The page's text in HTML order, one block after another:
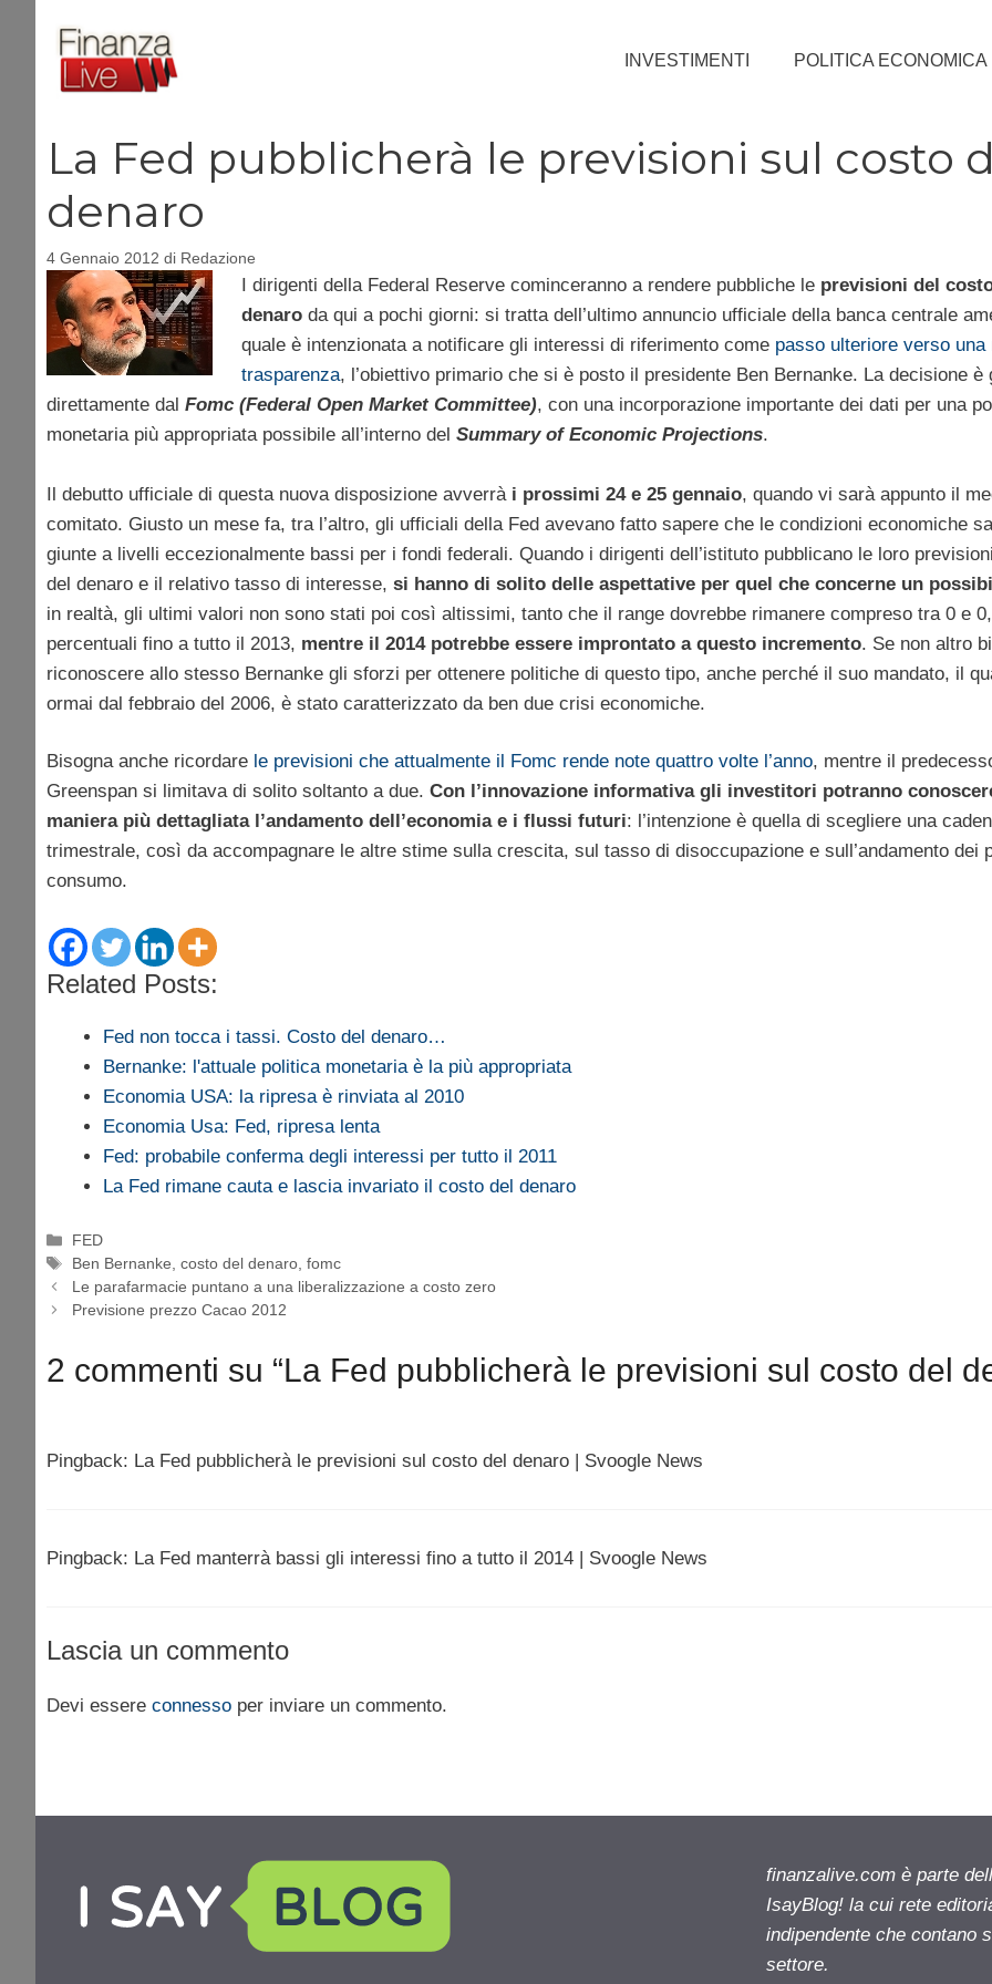
contenuto
INVESTIMENTI POLITICA ECONOMICA
La Fed pubblicherà le previsioni sul costo
denaro
4 Gennaio 2012 di Redazione
I dirigenti della Federal Reserve cominceranno a rendere pubbliche le previsioni del
denaroda qui a pochi giorni: si tratta dell’ultimo annuncio ufficiale della banca centrale
quale è intenzionata a notificare gli interessi di riferimento come passo ulteriore verso una
trasparenza, l’obiettivo primario che si è posto il presidente Ben Bernanke. La decisione è
direttamente dal Fomc (Federal Open Market Committee), con una incorporazione importante dei dati per una
monetaria più appropriata possibile all’interno del Summary of Economic Projections.
Il debutto ufficiale di questa nuova disposizione avverrà i prossimi 24 e 25 gennaio, quando vi sarà appunto il
comitato. Giusto un mese fa, tra l’altro, gli ufficiali della Fed avevano fatto sapere che le condizioni economiche
giunte a livelli eccezionalmente bassi per i fondi federali. Quando i dirigenti dell’istituto pubblicano le loro
del denaro e il relativo tasso di interesse, si hanno di solito delle aspettative per quel che concerne un
in realtà, gli ultimi valori non sono stati poi così altissimi, tanto che il range dovrebbe rimanere compreso tra 0 e
percentuali fino a tutto il 2013, mentre il 2014 potrebbe essere improntato a questo incremento. Se non altro
riconoscere allo stesso Bernanke gli sforzi per ottenere politiche di questo tipo, anche perché il suo mandato, il
ormai dal febbraio del 2006, è stato caratterizzato da ben due crisi economiche.
Bisogna anche ricordare le previsioni che attualmente il Fomc rende note quattro volte l’anno, mentre il
Greenspan si limitava di solito soltanto a due. Con l’innovazione informativa gli investitori potranno
maniera più dettagliata l’andamento dell’economia e i flussi futuri: l’intenzione è quella di scegliere una
trimestrale, così da accompagnare le altre stime sulla crescita, sul tasso di disoccupazione e sull’andamento dei
consumo.
Related Posts:
Fed non tocca i tassi. Costo del denaro…
Bernanke: l'attuale politica monetaria è la più appropriata
Economia USA: la ripresa è rinviata al 2010
Economia Usa: Fed, ripresa lenta
Fed: probabile conferma degli interessi per tutto il 2011
La Fed rimane cauta e lascia invariato il costo del denaro
Categorie
FED
Tag
Ben Bernanke ,costo del denaro ,fomc
Le parafarmacie puntano a una liberalizzazione a costo zero
Previsione prezzo Cacao 2012
2 commenti su “La Fed pubblicherà le previsioni sul costo del
Pingback: La Fed pubblicherà le previsioni sul costo del denaro | Svoogle News
Pingback: La Fed manterrà bassi gli interessi fino a tutto il 2014 | Svoogle News
Lascia un commento
Devi essere connesso per inviare un commento.
finanzalive.com è parte
IsayBlog! la cui rete
indipendente che contano
settore.